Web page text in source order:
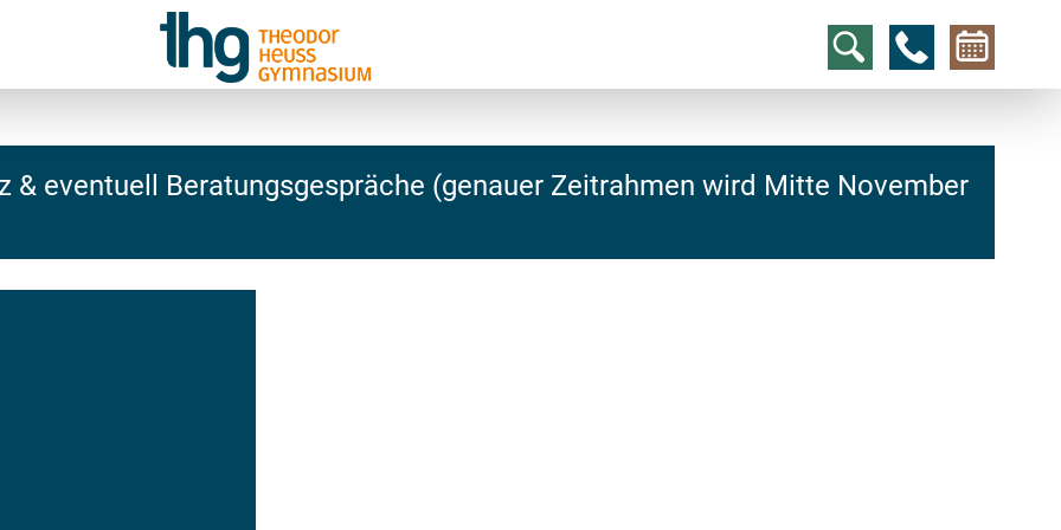
ed.ne
kalsn
id-gh
t@elu
hcs
& eventuell Beratungsgespräche (genauer Zeitrahmen wird Mitte November